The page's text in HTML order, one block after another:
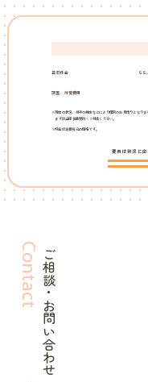
基本料金 ５５
調査、対策費用
※現在の状況、相手の特定などにより個別のお見積りとなります
まずは当探偵事務所へご相談ください。
※料金は消費税込の価格です。
費用は状況に応
ご相談・お問い合わせ
Contact